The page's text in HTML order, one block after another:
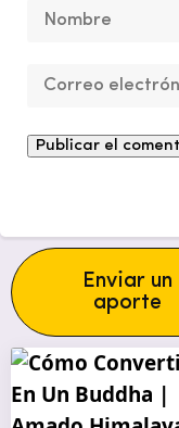
Enviar un
aporte